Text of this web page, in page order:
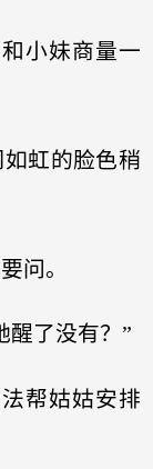
小妹商量一
虹的脸色稍
问。
醒了没有？”
帮姑姑安排